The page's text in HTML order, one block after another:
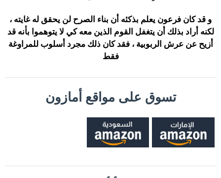
و قد كان فرعون يعلم بذكئه أن بناء الصرح لن يحقق له غايته ،
لكنه أراد بذلك أن يتغفل القوم الذين معه كي لا يتوهموا بأنه قد
أزيح عن عرش الربوبية ، فقد كان ذلك مجرد أسلوب للمراوغة
فقط
تسوق على مواقع أمازون